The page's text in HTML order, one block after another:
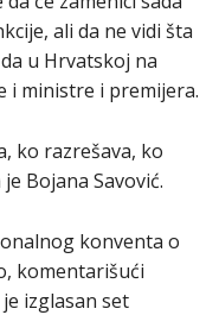
ali da ne vidi šta
u Hrvatskoj na
i ministre i premijera.
ko razrešava, ko
Bojana Savović.
konventa o
komentarišući
izglasan set